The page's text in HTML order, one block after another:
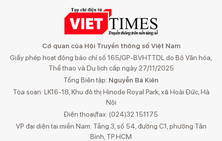
Cơ quan của Hội Truyền thông số Việt Nam
Giấy phép hoạt động báo chí số 165/GP-BVHTTDL do Bộ Văn hóa,
Thể thao và Du lịch cấp ngày 27/11/2025
Tổng Biên tập: Nguyễn Bá Kiên
Tòa soạn: LK16-18, Khu đô thị Hinode Royal Park, xã Hoài Đức, Hà
Nội
Điện thoại/fax: (024)32 151175
VP đại diện tại miền Nam: Tầng 3, số 54, đường C1, phường Tân
Bình, TP.HCM